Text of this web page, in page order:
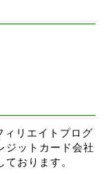
ィリエイトプログ
ジットカード会社
おります。